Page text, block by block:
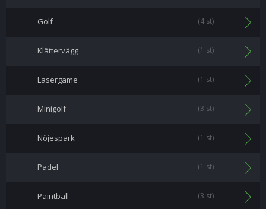
Golf (4 st)
Klättervägg (1 st)
Lasergame (1 st)
Minigolf (3 st)
Nöjespark (1 st)
Padel (1 st)
Paintball (3 st)